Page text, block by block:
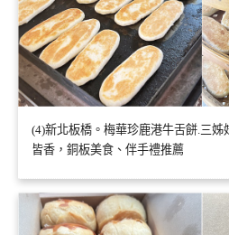
(4)新北板橋。梅華珍鹿港牛舌餅.三
皆香，銅板美食、伴手禮推薦